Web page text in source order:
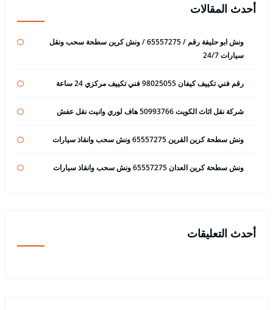
أحدث المقالات
ونش ابو حليفة رقم / 65557275 / ونش كرين سطحة سحب ونقل
سيارات 24/7
رقم فني تكييف كيفان 98025055 فني تكييف مركزي 24 ساعة
شركة نقل اثاث الكويت 50993766 هاف لوري وانيت نقل عفش
ونش سطحة كرين القرين 65557275 ونش سحب وانقاذ سيارات
ونش سطحة كرين العدان 65557275 ونش سحب وانقاذ سيارات
أحدث التعليقات